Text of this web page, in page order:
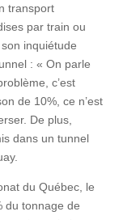
transport
par train ou
inquiétude
: « On parle
c’est
de 10%, ce n’est
De plus,
dans un tunnel
du Québec, le
du tonnage de